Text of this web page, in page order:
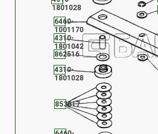
4310-
1801028
1801028
4310-
1801042
6460-
1001170
853617
862516